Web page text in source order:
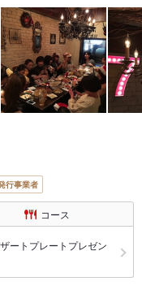
行事業者
コース
ートプレートプレゼン